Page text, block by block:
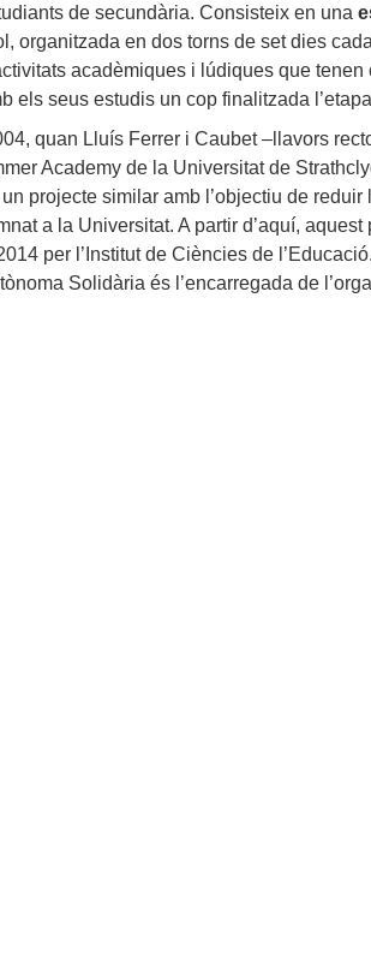
de secundària. Consisteix en una
organitzada en dos torns de set dies
acadèmiques i lúdiques que
els seus estudis un cop finalitzada
quan Lluís Ferrer i Caubet –llavors
Academy de la Universitat de
projecte similar amb l’objectiu de reduir
a la Universitat. A partir d’aquí,
per l’Institut de Ciències de
Solidària és l’encarregada de